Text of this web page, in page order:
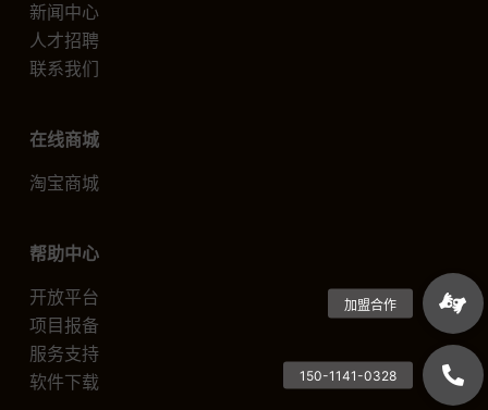
新闻中心
人才招聘
联系我们
在线商城
淘宝商城
帮助中心
开放平台
项目报备
服务支持
软件下载